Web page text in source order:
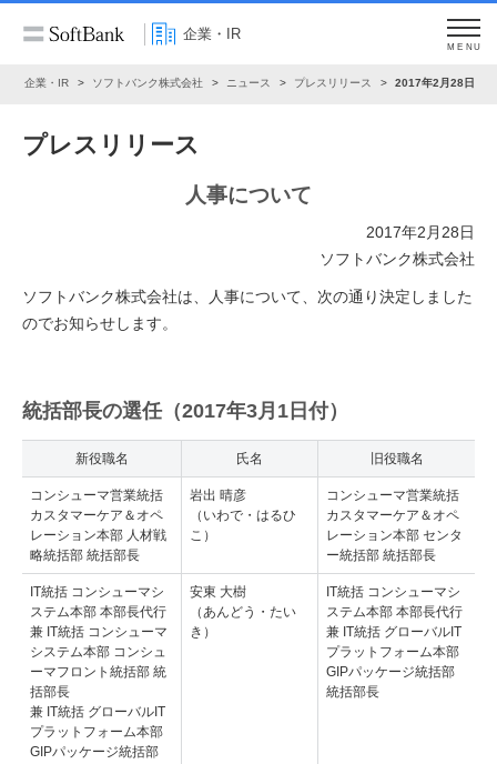
企業・IR
MENU
企業・IR ソフトバンク株式会社 ニュース プレスリリース 2017年2月28日
プレスリリース
人事について
2017年2月28日
ソフトバンク株式会社
ソフトバンク株式会社は、人事について、次の通り決定しました
のでお知らせします。
統括部長の選任（2017年3月1日付）
新役職名 氏名 旧役職名
コンシューマ営業統括
カスタマーケア＆オペ
レーション本部 人材戦
略統括部 統括部長
岩出 晴彦
（いわで・はるひ
こ）
コンシューマ営業統括
カスタマーケア＆オペ
レーション本部 センタ
ー統括部 統括部長
IT統括 コンシューマシ
ステム本部 本部長代行
兼 IT統括 コンシューマ
システム本部 コンシュ
ーマフロント統括部 統
括部長
兼 IT統括 グローバルIT
プラットフォーム本部
GIPパッケージ統括部
安東 大樹
（あんどう・たい
き）
IT統括 コンシューマシ
ステム本部 本部長代行
兼 IT統括 グローバルIT
プラットフォーム本部
GIPパッケージ統括部
統括部長